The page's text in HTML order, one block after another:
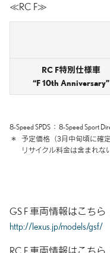
RC F
RC F特別仕様車
“F 10th Anniversary”
8-Speed SPDS
8-Speed Sport
＊
予定価格（3月中旬頃に確定
リサイクル料金は含まれな
GS F 車両情報はこちら
http://lexus.jp/models/gsf/